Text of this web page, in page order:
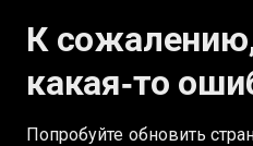
К
какая‑то
Попробуйте обновить